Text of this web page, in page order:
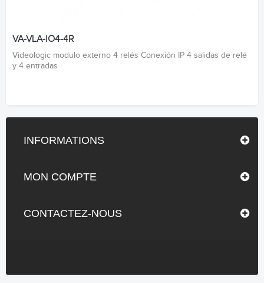
VA-VLA-IO4-4R
Videologic modulo externo 4 relés Conexión IP 4 salidas de relé
y 4 entradas
INFORMATIONS
MON COMPTE
CONTACTEZ-NOUS